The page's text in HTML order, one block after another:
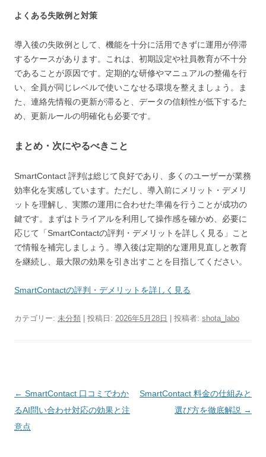
よくある失敗例と対策
導入後の失敗例として、機能を十分に活用できずに運用が停滞
するケースがあります。これは、初期設定や社員教育が不十分
であることが原因です。定期的な研修やマニュアルの整備を行
い、全員が同じレベルで使いこなせる環境を整えましょう。ま
た、連絡先情報の更新が滞ると、データの信頼性が低下するた
め、更新ルールの明確化も必要です。
まとめ・次にやるべきこと
SmartContact 評判は総じて良好であり、多くのユーザーが業務
効率化を実感しています。ただし、導入前にメリット・デメリ
ットを理解し、実際の運用に合わせた準備を行うことが成功の
鍵です。まずはトライアルを利用して操作感を確かめ、必要に
応じて「SmartContactの評判・デメリットを詳しく見る」こと
で情報を補完しましょう。導入後は定期的な運用見直しと教育
を継続し、最大限の効果を引き出すことを目指してください。
SmartContactの評判・デメリットを詳しく見る
カテゴリー: 未分類 | 投稿日: 2026年5月28日 投稿者: shota_labo
投
稿
ナ
← SmartContact 口コミでわか
るAI問い合わせ対応の効果と注
意点
SmartContact 料金の仕組みと
選び方を徹底解説 →